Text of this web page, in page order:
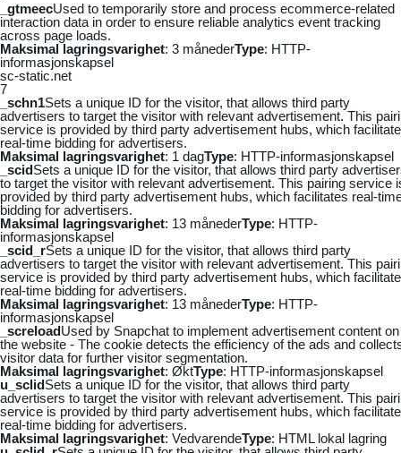
_gtmeecUsed to temporarily store and process ecommerce-related
interaction data in order to ensure reliable analytics event tracking
across page loads.
Maksimal lagringsvarighet: 3 månederType: HTTP-
informasjonskapsel
sc-static.net
7
_schn1Sets a unique ID for the visitor, that allows third party
advertisers to target the visitor with relevant advertisement. This
service is provided by third party advertisement hubs, which
real-time bidding for advertisers.
Maksimal lagringsvarighet: 1 dagType: HTTP-informasjonskapsel
_scidSets a unique ID for the visitor, that allows third party
to target the visitor with relevant advertisement. This pairing service
provided by third party advertisement hubs, which facilitates real-
bidding for advertisers.
Maksimal lagringsvarighet: 13 månederType: HTTP-
informasjonskapsel
_scid_rSets a unique ID for the visitor, that allows third party
advertisers to target the visitor with relevant advertisement. This
service is provided by third party advertisement hubs, which
real-time bidding for advertisers.
Maksimal lagringsvarighet: 13 månederType: HTTP-
informasjonskapsel
_screloadUsed by Snapchat to implement advertisement content on
the website - The cookie detects the efficiency of the ads and
visitor data for further visitor segmentation.
Maksimal lagringsvarighet: ØktType: HTTP-informasjonskapsel
u_sclidSets a unique ID for the visitor, that allows third party
advertisers to target the visitor with relevant advertisement. This
service is provided by third party advertisement hubs, which
real-time bidding for advertisers.
Maksimal lagringsvarighet: VedvarendeType: HTML lokal lagring